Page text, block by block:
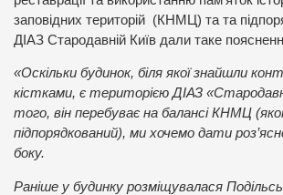
заповідних територій (КНМЦ) та та
ДІАЗ Стародавній Київ дали таке
«Оскільки будинок, біля якої знайшли
кістками, є територією ДІАЗ
того, він перебуває на балансі КНМЦ
підпорядкований), ми хочемо дати
боку.
Раніше у будинку розміщувалася